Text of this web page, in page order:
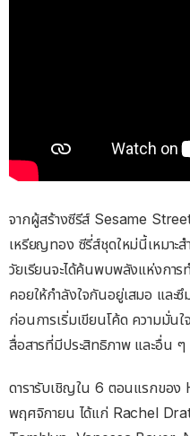
จากผู้สร้างซีรีส์ Sesame
เหรียญทอง ซีรี่ส์ชุดใหม่นี้เหมาะ
วัยเรียนจะได้ค้นพบพลังแห่งกา
คอยให้กำลังใจกันอยู่เสมอ แล
ก่อนการเริ่มเขียนโค้ด ความมั่น
สื่อสารที่มีประสิทธิภาพ และอื่น ๆ
ดารารับเชิญใน 6 ตอนแรกของ
พฤศจิกายน ได้แก่ Rachel